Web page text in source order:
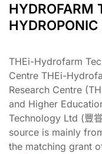
HYDROFARM
THEi-Hydrofarm
Centre THEi-
Research Centre
and Higher
Technology Ltd (豐
source is mainly
the matching grant